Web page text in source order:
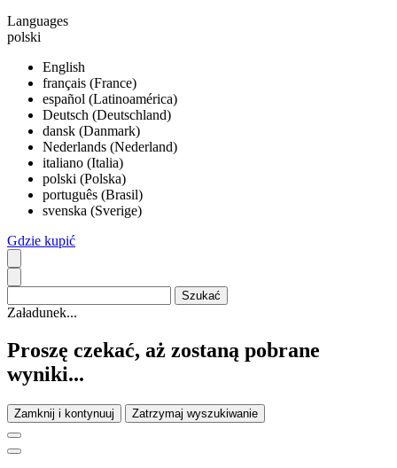
Languages
polski
English
français (France)
español (Latinoamérica)
Deutsch (Deutschland)
dansk (Danmark)
Nederlands (Nederland)
italiano (Italia)
polski (Polska)
português (Brasil)
svenska (Sverige)
Gdzie kupić
Załadunek...
Proszę czekać, aż zostaną pobrane
wyniki...
Zamknij i kontynuuj Zatrzymaj wyszukiwanie